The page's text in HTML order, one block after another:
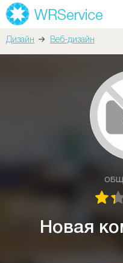
Дизайн Веб-дизайн
Новая